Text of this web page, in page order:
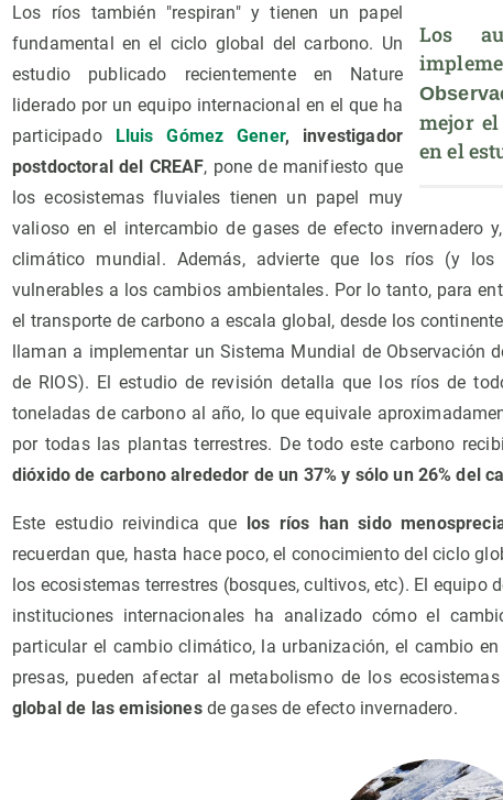
Los
mejor
en el
Los ríos también "respiran" y tienen un papel
fundamental en el ciclo global del carbono. Un
estudio publicado recientemente en Nature
liderado por un equipo internacional en el que ha
participado Lluis Gómez Gener, investigador
postdoctoral del CREAF, pone de manifiesto que
los ecosistemas fluviales tienen un papel muy
valioso en el intercambio de gases de efecto invernadero
climático mundial. Además, advierte que los ríos (y
vulnerables a los cambios ambientales. Por lo tanto, para
el transporte de carbono a escala global, desde los
llaman a implementar un Sistema Mundial de Observación
de RIOS). El estudio de revisión detalla que los ríos de
toneladas de carbono al año, lo que equivale
por todas las plantas terrestres. De todo este carbono
dióxido de carbono alrededor de un 37% y sólo un 26% del
Este estudio reivindica que los ríos han sido
recuerdan que, hasta hace poco, el conocimiento del ciclo
los ecosistemas terrestres (bosques, cultivos, etc). El
instituciones internacionales ha analizado cómo el
particular el cambio climático, la urbanización, el cambio
presas, pueden afectar al metabolismo de los
global de las emisionesde gases de efecto invernadero.